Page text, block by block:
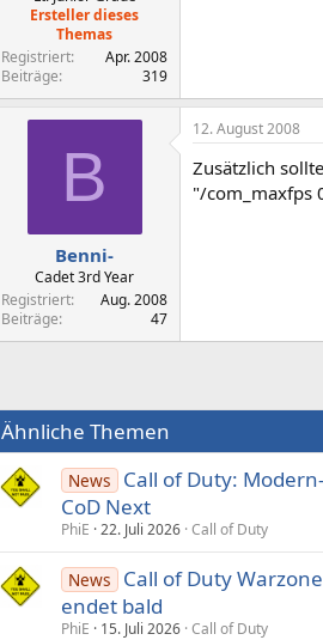
Ersteller dieses
Themas
Registriert
Apr. 2008
Beiträge
319
B
Benni-
Cadet 3rd Year
Registriert
Aug. 2008
Beiträge
47
12. August 2008
Zusätzlich
"/com_maxfps
Ähnliche Themen
News
Call of Duty:
CoD Next
PhiE 22. Juli 2026 Call of Duty
News
Call of Duty
endet bald
PhiE 15. Juli 2026 Call of Duty